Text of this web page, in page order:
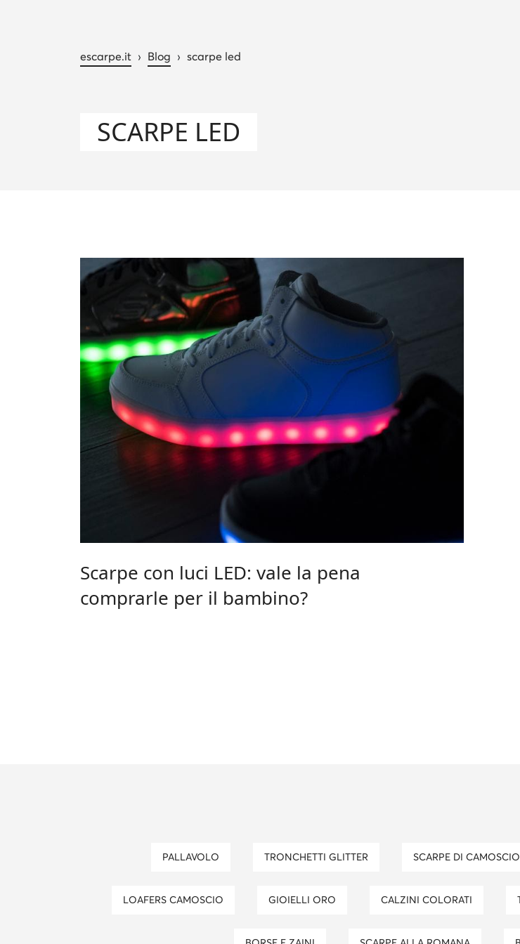
escarpe.it › Blog › scarpe led
SCARPE LED
Scarpe con luci LED: vale la pena
comprarle per il bambino?
PALLAVOLO TRONCHETTI GLITTER SCARPE DI CAMOSCIO
LOAFERS CAMOSCIO GIOIELLI ORO CALZINI COLORATI